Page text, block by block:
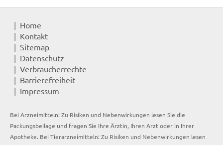
Home
Kontakt
Sitemap
Datenschutz
Verbraucherrechte
Barrierefreiheit
Impressum
Bei Arzneimitteln: Zu Risiken und Nebenwirkungen lesen Sie die
Packungsbeilage und fragen Sie Ihre Ärztin, Ihren Arzt oder in Ihrer
Apotheke. Bei Tierarzneimitteln: Zu Risiken und Nebenwirkungen lesen